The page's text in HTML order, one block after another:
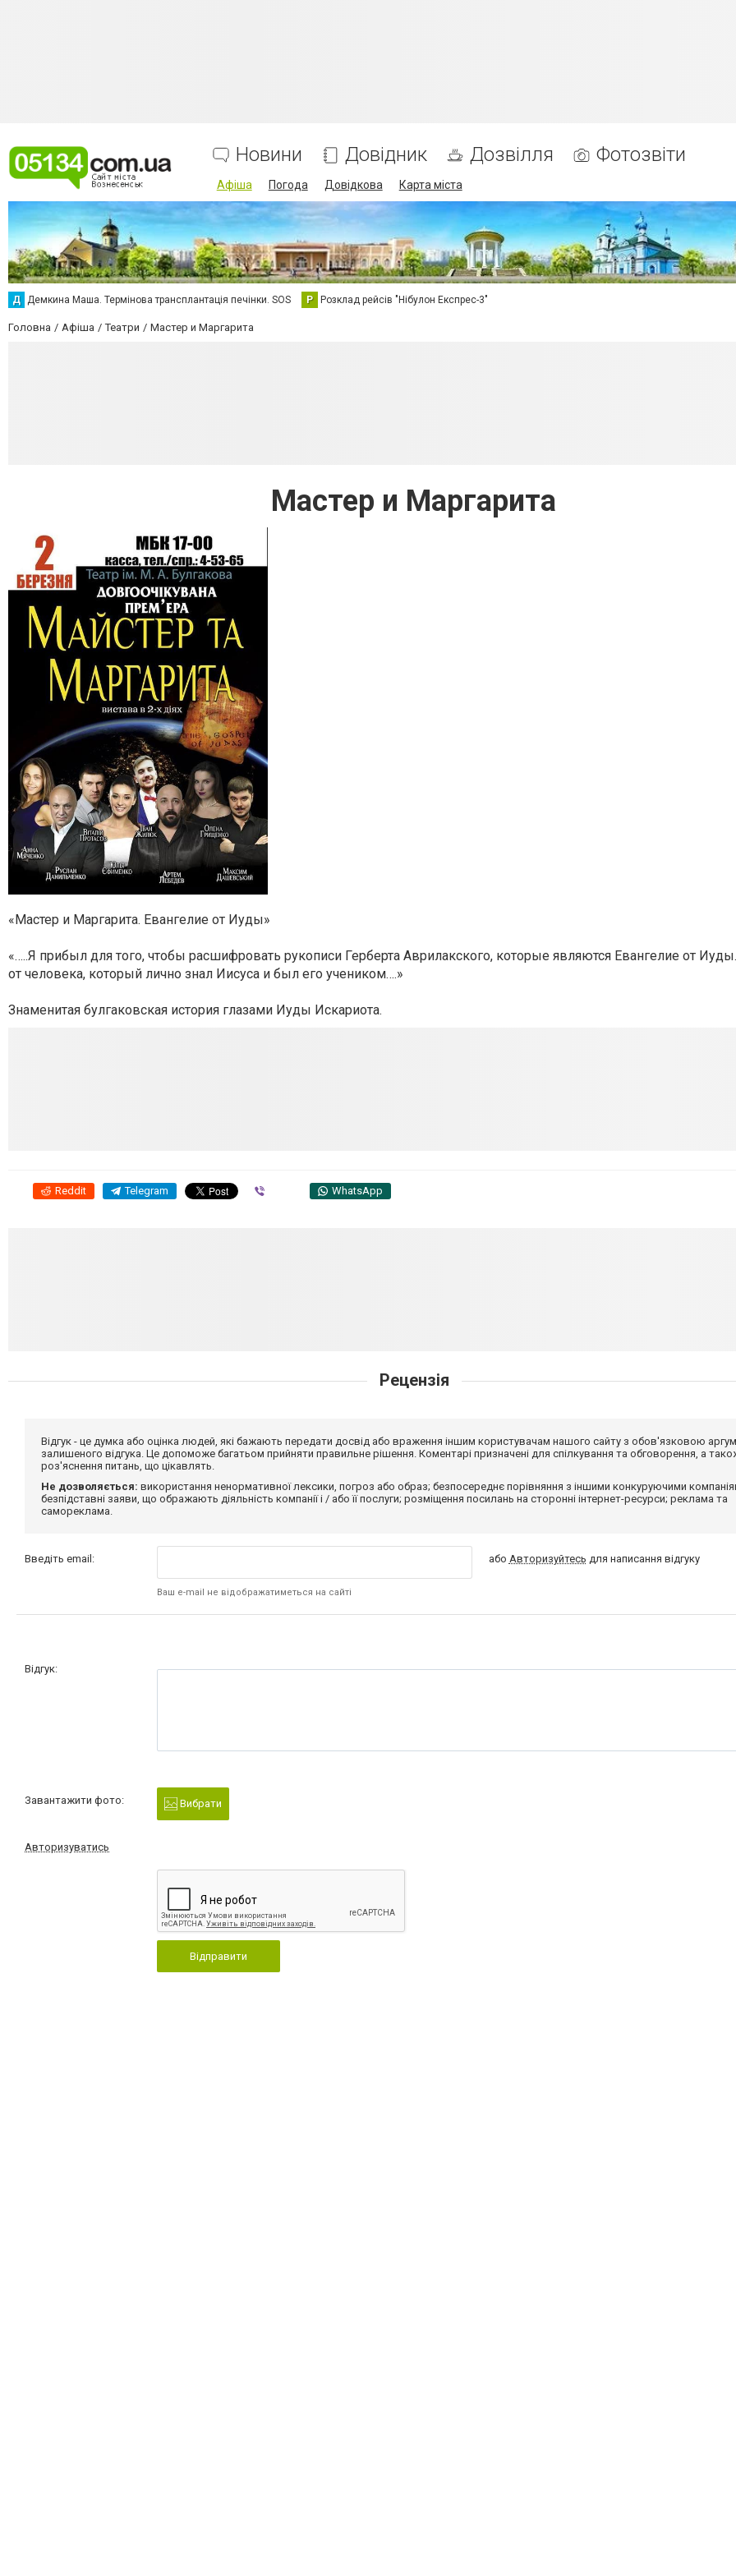
Новини Довідник Дозвілля Фотозвіти
Афіша Погода Довідкова Карта міста
Д Демкина Маша. Термінова трансплантація печінки. SOS Р Розклад рейсів "Нібулон Експрес-3"
Головна Афіша Театри Мастер и Маргарита
Мастер и Маргарита
«Мастер и Маргарита. Евангелие от Иуды»
«…..Я прибыл для того, чтобы расшифровать рукописи Герберта Аврилакского, которые являются Евангелие от
от человека, который лично знал Иисуса и был его учеником….»
Знаменитая булгаковская история глазами Иуды Искариота.
Reddit Telegram WhatsApp
Рецензія
Відгук - це думка або оцінка людей, які бажають передати досвід або враження іншим користувачам нашого сайту з обов'язковою
залишеного відгука. Це допоможе багатьом прийняти правильне рішення. Коментарі призначені для спілкування та обговорення, а
роз'яснення питань, що цікавлять.
Не дозволяється: використання ненормативної лексики, погроз або образ; безпосереднє порівняння з іншими конкуруючими
безпідставні заяви, що ображають діяльність компанії і / або її послуги; розміщення посилань на сторонні інтернет-ресурси; реклама та
самореклама.
Введіть email:
Ваш e-mail не відображатиметься на сайті
або Авторизуйтесь для написання відгуку
Відгук:
Завантажити фото: Вибрати
Авторизуватись
Відправити